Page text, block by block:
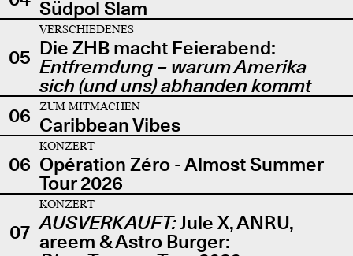
Südpol Slam
05
VERSCHIEDENES
Die ZHB macht Feierabend:
Entfremdung – warum Amerika
sich (und uns) abhanden kommt
06
ZUM MITMACHEN
Caribbean Vibes
06
KONZERT
Opération Zéro - Almost Summer
Tour 2026
07
KONZERT
AUSVERKAUFT:Jule X, ANRU,
areem & Astro Burger: